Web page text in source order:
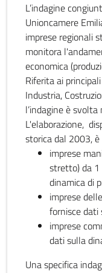
L’indagine
Unioncamere
imprese regionali
monitora
economica
Riferita ai
Industria,
l’indagine è
L'elaborazione,
storica dal 2003,
imprese
stretto) da
dinamica di
imprese
fornisce
imprese
dati sulla
Una specifica